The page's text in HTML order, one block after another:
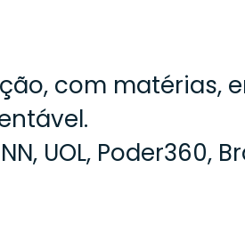
com matérias,
UOL, Poder360,